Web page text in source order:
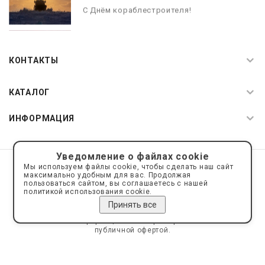
С Днём кораблестроителя!
КОНТАКТЫ
КАТАЛОГ
ИНФОРМАЦИЯ
© 2019—2026 Интернет пространство АкваРос
sale@a-ros.ru
Политика конфиденциальности
Политика обработки персональных данных
Сайт носит информационный характер и не является
публичной офертой.
Уведомление о файлах cookie
Мы используем файлы cookie, чтобы сделать наш сайт
максимально удобным для вас. Продолжая
пользоваться сайтом, вы соглашаетесь с нашей
политикой использования cookie.
Принять все